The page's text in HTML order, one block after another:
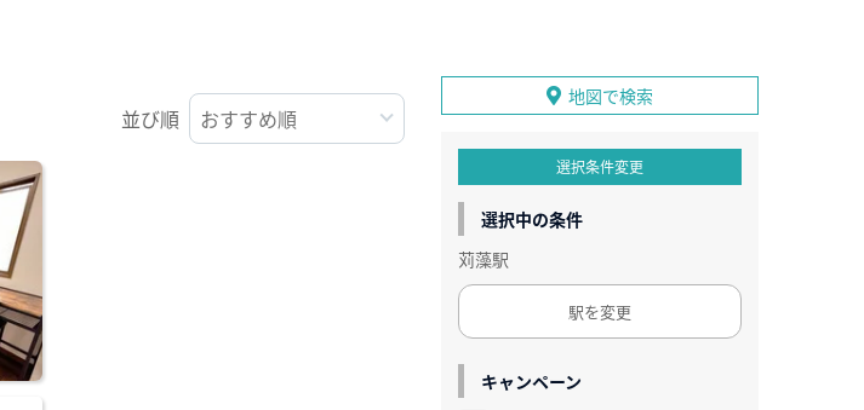
並び順
地図で検索
選択条件変更
選択中の条件
苅藻駅
駅を変更
キャンペーン